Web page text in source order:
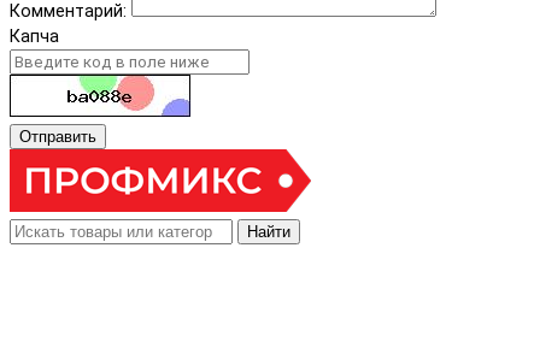
Комментарий:
Капча
Отправить
Найти